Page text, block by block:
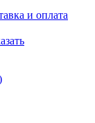
и оплата